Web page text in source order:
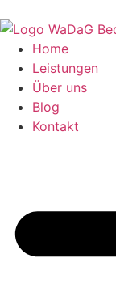
Home
Leistungen
Über uns
Blog
Kontakt